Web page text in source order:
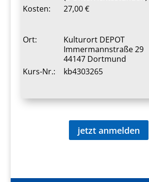
Kosten:
27,00 €
Ort:
Kulturort DEPOT
Immermannstraße 29
44147 Dortmund
Kurs-Nr.:
kb4303265
jetzt anmelden